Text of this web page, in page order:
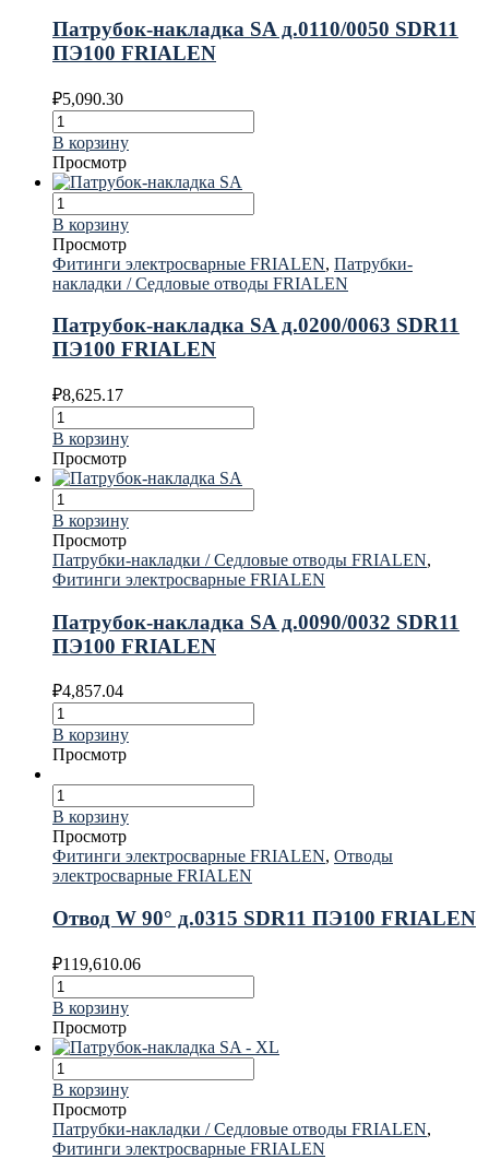
Патрубок-накладка SA д.0110/0050 SDR11
ПЭ100 FRIALEN
₽5,090.30
В корзину
Просмотр
В корзину
Просмотр
Фитинги электросварные FRIALEN, Патрубки-
накладки / Седловые отводы FRIALEN
Патрубок-накладка SA д.0200/0063 SDR11
ПЭ100 FRIALEN
₽8,625.17
В корзину
Просмотр
В корзину
Просмотр
Патрубки-накладки / Седловые отводы FRIALEN,
Фитинги электросварные FRIALEN
Патрубок-накладка SA д.0090/0032 SDR11
ПЭ100 FRIALEN
₽4,857.04
В корзину
Просмотр
В корзину
Просмотр
Фитинги электросварные FRIALEN, Отводы
электросварные FRIALEN
Отвод W 90° д.0315 SDR11 ПЭ100 FRIALEN
₽119,610.06
В корзину
Просмотр
В корзину
Просмотр
Патрубки-накладки / Седловые отводы FRIALEN,
Фитинги электросварные FRIALEN